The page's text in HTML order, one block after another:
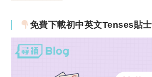
免費下載初中英文Tenses貼士